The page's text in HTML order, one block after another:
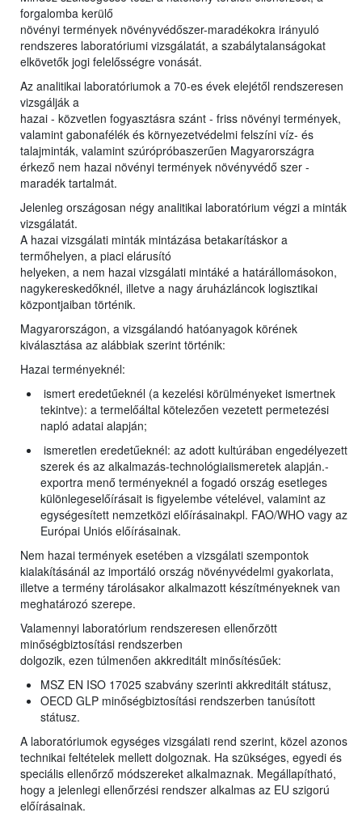
forgalomba kerülő
növényi termények növényvédőszer-maradékokra irányuló
rendszeres laboratóriumi vizsgálatát, a szabálytalanságokat
elkövetők jogi felelősségre vonását.
Az analitikai laboratóriumok a 70-es évek elejétől rendszeresen
vizsgálják a
hazai - közvetlen fogyasztásra szánt - friss növényi termények,
valamint gabonafélék és környezetvédelmi felszíni víz- és
talajminták, valamint szúrópróbaszerűen Magyarországra
érkező nem hazai növényi termények növényvédő szer -
maradék tartalmát.
Jelenleg országosan négy analitikai laboratórium végzi a minták
vizsgálatát.
A hazai vizsgálati minták mintázása betakarításkor a
termőhelyen, a piaci elárusító
helyeken, a nem hazai vizsgálati mintáké a határállomásokon,
nagykereskedőknél, illetve a nagy áruházláncok logisztikai
központjaiban történik.
Magyarországon, a vizsgálandó hatóanyagok körének
kiválasztása az alábbiak szerint történik:
Hazai terményeknél:
ismert eredetűeknél (a kezelési körülményeket ismertnek
tekintve): a termelőáltal kötelezően vezetett permetezési
napló adatai alapján;
ismeretlen eredetűeknél: az adott kultúrában engedélyezett
szerek és az alkalmazás-technológiaiismeretek alapján.-
exportra menő terményeknél a fogadó ország esetleges
különlegeselőírásait is figyelembe vételével, valamint az
egységesített nemzetközi előírásainakpl. FAO/WHO vagy az
Európai Uniós előírásainak.
Nem hazai termények esetében a vizsgálati szempontok
kialakításánál az importáló ország növényvédelmi gyakorlata,
illetve a termény tárolásakor alkalmazott készítményeknek van
meghatározó szerepe.
Valamennyi laboratórium rendszeresen ellenőrzött
minőségbiztosítási rendszerben
dolgozik, ezen túlmenően akkreditált minősítésűek:
MSZ EN ISO 17025 szabvány szerinti akkreditált státusz,
OECD GLP minőségbiztosítási rendszerben tanúsított
státusz.
A laboratóriumok egységes vizsgálati rend szerint, közel azonos
technikai feltételek mellett dolgoznak. Ha szükséges, egyedi és
speciális ellenőrző módszereket alkalmaznak. Megállapítható,
hogy a jelenlegi ellenőrzési rendszer alkalmas az EU szigorú
előírásainak.